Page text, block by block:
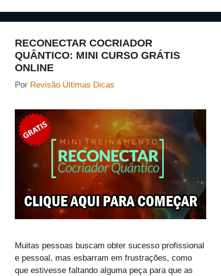
RECONECTAR COCRIADOR
QUÂNTICO: MINI CURSO GRÁTIS
ONLINE
Por Revisão Últimas Dicas
Muitas pessoas buscam obter sucesso profissional
e pessoal, mas esbarram em frustrações, como
que estivesse faltando alguma peça para que as